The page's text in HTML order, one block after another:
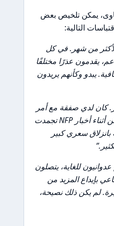
يمكن تلخيص بعض
التالية:
من شهر. في كل
يقدمون عذرًا مختلفًا
يبدو وكأنهم يريدون
كان لدي صفقة مع أمر
إيقاف خسارة واضح، لكن أثناء أخبار NFP تجمدت
سعري كبير
للغاية، يتصلون
بإيداع المزيد من
لم يكن ذلك نصيحة،